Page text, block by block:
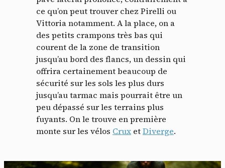
ce qu’on peut trouver chez Pirelli ou
Vittoria notamment. A la place, on a
des petits crampons très bas qui
courent de la zone de transition
jusqu’au bord des flancs, un dessin qui
offrira certainement beaucoup de
sécurité sur les sols les plus durs
jusqu’au tarmac mais pourrait être un
peu dépassé sur les terrains plus
fuyants. On le trouve en première
monte sur les vélos Crux etDiverge.